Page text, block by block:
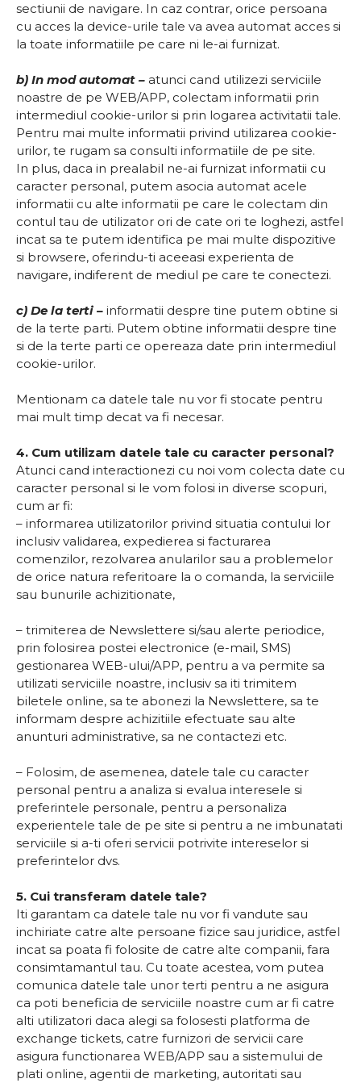
sectiunii de navigare. In caz contrar, orice persoana
cu acces la device-urile tale va avea automat acces si
la toate informatiile pe care ni le-ai furnizat.
b) In mod automat – atunci cand utilizezi serviciile
noastre de pe WEB/APP, colectam informatii prin
intermediul cookie-urilor si prin logarea activitatii tale.
Pentru mai multe informatii privind utilizarea cookie-
urilor, te rugam sa consulti informatiile de pe site.
In plus, daca in prealabil ne-ai furnizat informatii cu
caracter personal, putem asocia automat acele
informatii cu alte informatii pe care le colectam din
contul tau de utilizator ori de cate ori te loghezi, astfel
incat sa te putem identifica pe mai multe dispozitive
si browsere, oferindu-ti aceeasi experienta de
navigare, indiferent de mediul pe care te conectezi.
c) De la terti – informatii despre tine putem obtine si
de la terte parti. Putem obtine informatii despre tine
si de la terte parti ce opereaza date prin intermediul
cookie-urilor.
Mentionam ca datele tale nu vor fi stocate pentru
mai mult timp decat va fi necesar.
4. Cum utilizam datele tale cu caracter personal?
Atunci cand interactionezi cu noi vom colecta date cu
caracter personal si le vom folosi in diverse scopuri,
cum ar fi:
– informarea utilizatorilor privind situatia contului lor
inclusiv validarea, expedierea si facturarea
comenzilor, rezolvarea anularilor sau a problemelor
de orice natura referitoare la o comanda, la serviciile
sau bunurile achizitionate,
– trimiterea de Newslettere si/sau alerte periodice,
prin folosirea postei electronice (e-mail, SMS)
gestionarea WEB-ului/APP, pentru a va permite sa
utilizati serviciile noastre, inclusiv sa iti trimitem
biletele online, sa te abonezi la Newslettere, sa te
informam despre achizitiile efectuate sau alte
anunturi administrative, sa ne contactezi etc.
– Folosim, de asemenea, datele tale cu caracter
personal pentru a analiza si evalua interesele si
preferintele personale, pentru a personaliza
experientele tale de pe site si pentru a ne imbunatati
serviciile si a-ti oferi servicii potrivite intereselor si
preferintelor dvs.
5. Cui transferam datele tale?
Iti garantam ca datele tale nu vor fi vandute sau
inchiriate catre alte persoane fizice sau juridice, astfel
incat sa poata fi folosite de catre alte companii, fara
consimtamantul tau. Cu toate acestea, vom putea
comunica datele tale unor terti pentru a ne asigura
ca poti beneficia de serviciile noastre cum ar fi catre
alti utilizatori daca alegi sa folosesti platforma de
exchange tickets, catre furnizori de servicii care
asigura functionarea WEB/APP sau a sistemului de
plati online, agentii de marketing, autoritati sau